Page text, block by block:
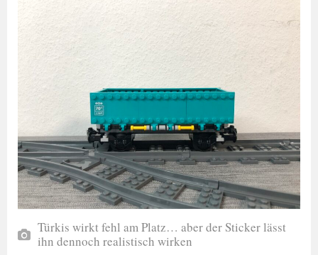
Türkis wirkt fehl am Platz… aber der Sticker lässt
ihn dennoch realistisch wirken